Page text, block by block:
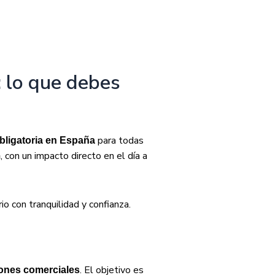
que debes
en España para todas
un impacto directo en el día a
con tranquilidad y confianza.
comerciales. El objetivo es